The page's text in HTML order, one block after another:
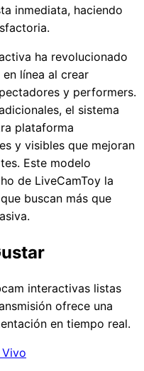
inmediata, haciendo
ha revolucionado
línea al crear
y performers.
el sistema
plataforma
y visibles que mejoran
Este modelo
de LiveCamToy la
buscan más que
interactivas listas
ofrece una
en tiempo real.